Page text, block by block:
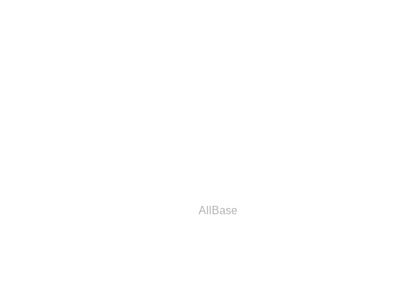
AllBase